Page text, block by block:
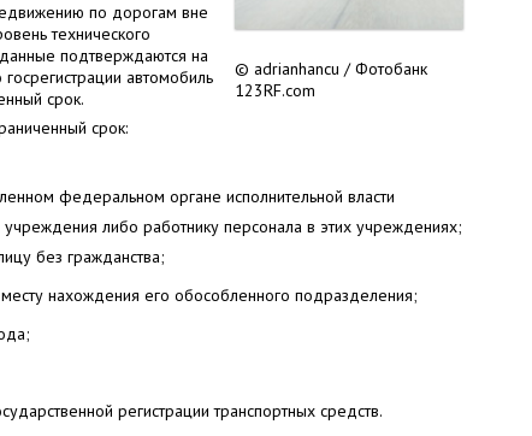
© adrianhancu / Фотобанк
123RF.com
по дорогам вне
технического
данные подтверждаются на
автомобиль
срок.
срок:
федеральном органе исполнительной власти
учреждения либо работнику персонала в этих учреждениях;
без гражданства;
нахождения его обособленного подразделения;
регистрации транспортных средств.